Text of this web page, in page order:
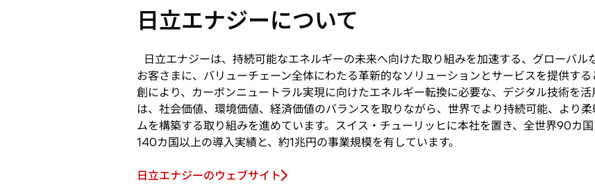
開
く
い
ブ
で
開
く
日立エナジーについて
日立エナジーは、持続可能なエネルギーの未来へ向けた取り組みを加速する、グローバル
お客さまに、バリューチェーン全体にわたる革新的なソリューションとサービスを提供す
創により、カーボンニュートラル実現に向けたエネルギー転換に必要な、デジタル技術を
は、社会価値、環境価値、経済価値のバランスを取りながら、世界でより持続可能、より
ムを構築する取り組みを進めています。スイス・チューリッヒに本社を置き、全世界90カ
140カ国以上の導入実績と、約1兆円の事業規模を有しています。
日立エナジーのウェブサイト